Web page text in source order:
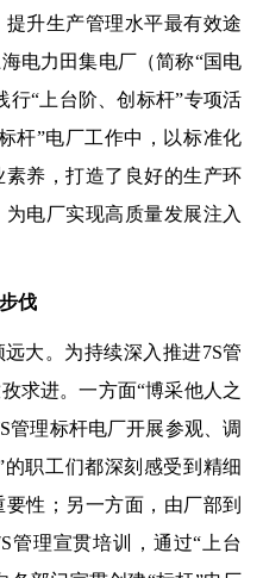
升生产管理水平最有效途
电力田集电厂（简称“国电
行“上台阶、创标杆”专项活
杆”电厂工作中，以标准化
养，打造了良好的生产环
电厂实现高质量发展注入
伐
大。为持续深入推进7S管
求进。一方面“博采他人之
管理标杆电厂开展参观、调
职工们都深刻感受到精细
性；另一方面，由厂部到
管理宣贯培训，通过“上台